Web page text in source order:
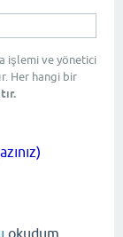
işlemi ve yönetici
Her hangi bir
okudum,